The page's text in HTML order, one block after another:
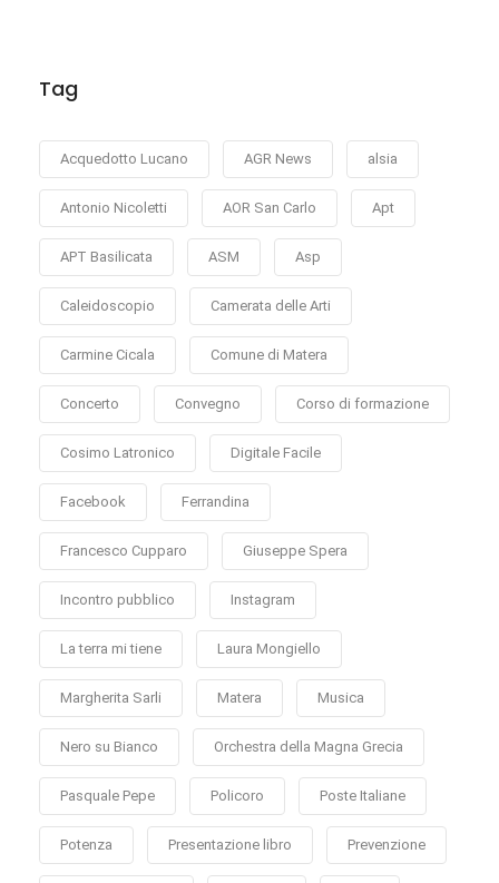
Tag
Acquedotto Lucano AGR News alsia
Antonio Nicoletti AOR San Carlo Apt
APT Basilicata ASM Asp
Caleidoscopio Camerata delle Arti
Carmine Cicala Comune di Matera
Concerto Convegno Corso di formazione
Cosimo Latronico Digitale Facile
Facebook Ferrandina
Francesco Cupparo Giuseppe Spera
Incontro pubblico Instagram
La terra mi tiene Laura Mongiello
Margherita Sarli Matera Musica
Nero su Bianco Orchestra della Magna Grecia
Pasquale Pepe Policoro Poste Italiane
Potenza Presentazione libro Prevenzione